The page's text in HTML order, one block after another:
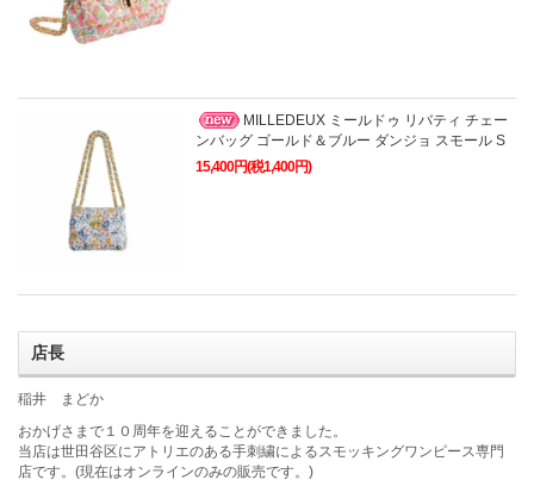
MILLEDEUX ミールドゥ リバティ チェー
ンバッグ ゴールド＆ブルー ダンジョ スモール S
15,400円(税1,400円)
店長
稲井 まどか
おかげさまで１０周年を迎えることができました。
当店は世田谷区にアトリエのある手刺繍によるスモッキングワンピース専門
店です。(現在はオンラインのみの販売です。)